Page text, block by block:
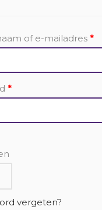
of e-mailadres *
*Vereist
vergeten?